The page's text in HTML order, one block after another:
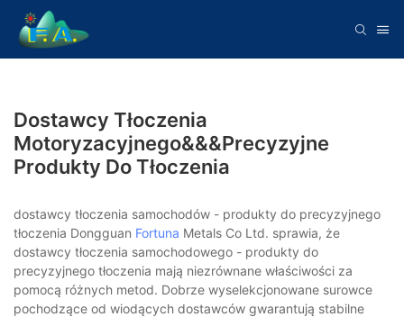
Dostawcy Tłoczenia
Motoryzacyjnego&&&precyzyjne
Produkty Do Tłoczenia
dostawcy tłoczenia samochodów - produkty do precyzyjnego
tłoczenia Dongguan Fortuna Metals Co Ltd. sprawia, że ​​
dostawcy tłoczenia samochodowego - produkty do
precyzyjnego tłoczenia mają niezrównane właściwości za
pomocą różnych metod. Dobrze wyselekcjonowane surowce
pochodzące od wiodących dostawców gwarantują stabilne